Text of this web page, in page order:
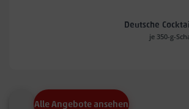
Deutsche
je 350-g-
Alle Angebote ansehen